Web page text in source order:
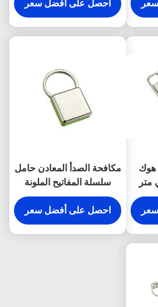
احصل على أفضل سعر
متر
مكافحة الصدأ المعادن حامل
سلسلة المفاتيح الملونة
المفاجئة هوك المفاتيح
البلاستيكية مربع
احصل على أفضل سعر